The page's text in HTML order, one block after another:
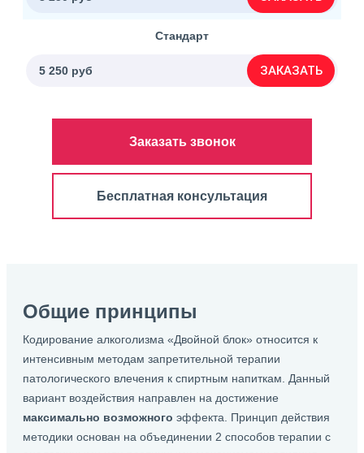
Стандарт
5 250 руб ЗАКАЗАТЬ
Заказать звонок
Бесплатная консультация
Общие принципы
Кодирование алкоголизма «Двойной блок» относится к
интенсивным методам запретительной терапии
патологического влечения к спиртным напиткам. Данный
вариант воздействия направлен на достижение
максимально возможного эффекта. Принцип действия
методики основан на объединении 2 способов терапии с